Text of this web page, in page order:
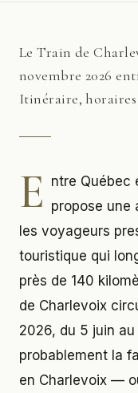
Le Train de
novembre 2026
Itinéraire,
E ntre Québec
propose une
les voyageurs
touristique qui
près de 140
de Charlevoix
2026, du 5 juin
probablement la
en Charlevoix —